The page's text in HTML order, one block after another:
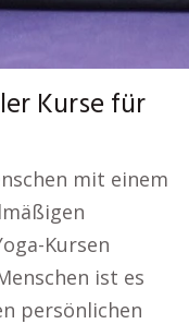
Kurse für
mit einem
Kursen
ist es
persönlichen